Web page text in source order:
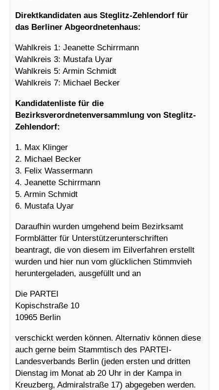
Direktkandidaten aus Steglitz-Zehlendorf für
das Berliner Abgeordnetenhaus:
Wahlkreis 1: Jeanette Schirrmann
Wahlkreis 3: Mustafa Uyar
Wahlkreis 5: Armin Schmidt
Wahlkreis 7: Michael Becker
Kandidatenliste für die
Bezirksverordnetenversammlung von Steglitz-
Zehlendorf:
1. Max Klinger
2. Michael Becker
3. Felix Wassermann
4. Jeanette Schirrmann
5. Armin Schmidt
6. Mustafa Uyar
Daraufhin wurden umgehend beim Bezirksamt
Formblätter für Unterstützerunterschriften
beantragt, die von diesem im Eilverfahren erstellt
wurden und hier nun vom glücklichen Stimmvieh
heruntergeladen, ausgefüllt und an
Die PARTEI
Kopischstraße 10
10965 Berlin
verschickt werden können. Alternativ können diese
auch gerne beim Stammtisch des PARTEI-
Landesverbands Berlin (jeden ersten und dritten
Dienstag im Monat ab 20 Uhr in der Kampa in
Kreuzberg, Admiralstraße 17) abgegeben werden.